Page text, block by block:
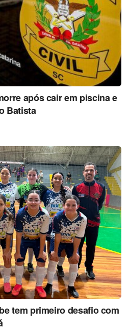
após cair em piscina e
Batista
tem primeiro desafio com